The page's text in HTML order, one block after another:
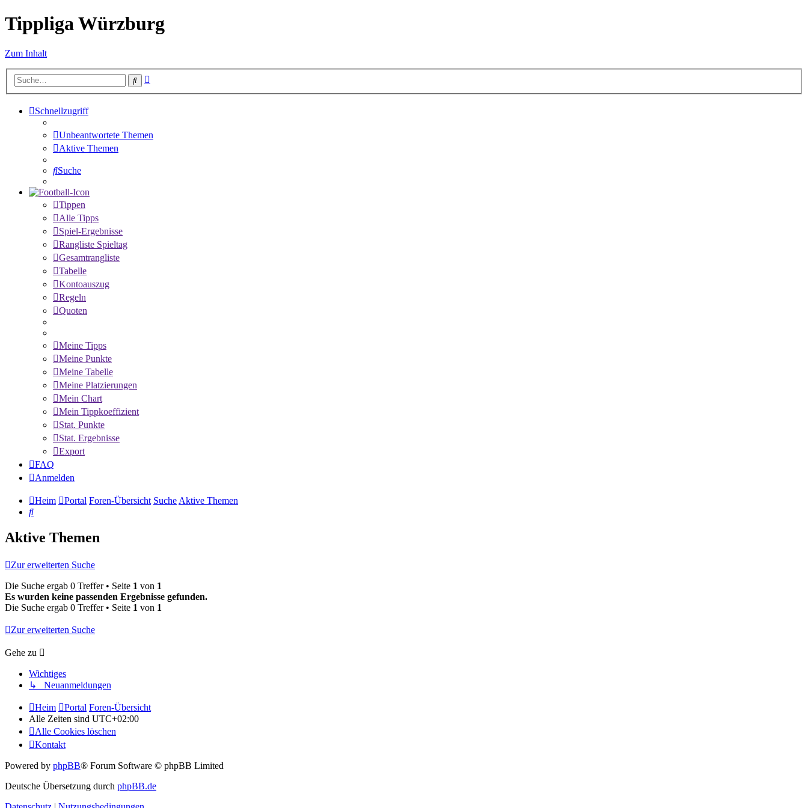
Tippliga Würzburg
Zum Inhalt
Suche
Schnellzugriff
Unbeantwortete Themen
Aktive Themen
Suche
Tippen
Alle Tipps
Spiel-Ergebnisse
Rangliste Spieltag
Gesamtrangliste
Tabelle
Kontoauszug
Regeln
Quoten
Meine Tipps
Meine Punkte
Meine Tabelle
Meine Platzierungen
Mein Chart
Mein Tippkoeffizient
Stat. Punkte
Stat. Ergebnisse
Export
FAQ
Anmelden
Heim Portal Foren-Übersicht SucheAktive Themen
Suche
Aktive Themen
Zur erweiterten Suche
Die Suche ergab 0 Treffer • Seite 1 von 1
Es wurden keine passenden Ergebnisse gefunden.
Die Suche ergab 0 Treffer • Seite 1 von 1
Zur erweiterten Suche
Gehe zu
Wichtiges
↳ Neuanmeldungen
Heim Portal Foren-Übersicht
Alle Zeiten sind UTC+02:00
Alle Cookies löschen
Kontakt
Powered by phpBB® Forum Software © phpBB Limited
Deutsche Übersetzung durch phpBB.de